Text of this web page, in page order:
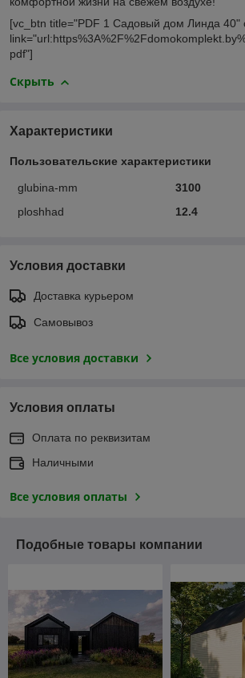
[vc_btn title="PDF 1 Садовый дом Линда 40"
pdf"]
Скрыть
Характеристики
Пользовательские характеристики
glubina-mm
3100
ploshhad
12.4
Условия доставки
Доставка курьером
Самовывоз
Все условия доставки
Условия оплаты
Оплата по реквизитам
Наличными
Все условия оплаты
Подобные товары компании